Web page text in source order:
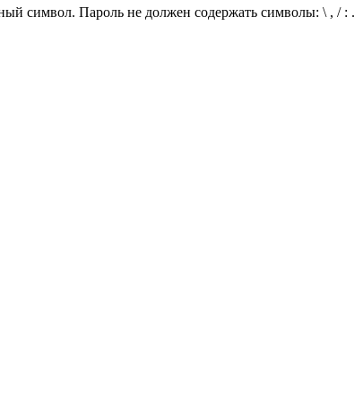
символ. Пароль не должен содержать символы: \ , / : .